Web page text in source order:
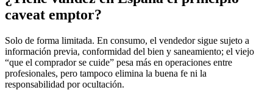
caveat emptor?
Solo de forma limitada. En consumo, el vendedor sigue sujeto a
información previa, conformidad del bien y saneamiento; el viejo
“que el comprador se cuide” pesa más en operaciones entre
profesionales, pero tampoco elimina la buena fe ni la
responsabilidad por ocultación.